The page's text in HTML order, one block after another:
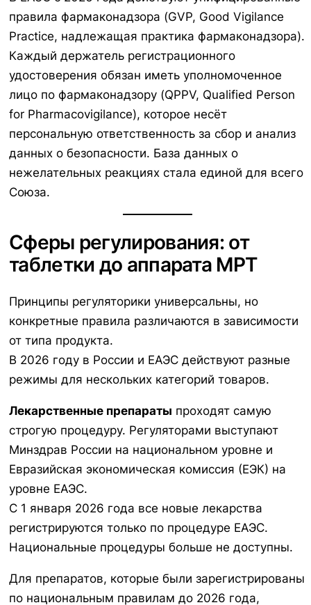
правила фармаконадзора (GVP, Good Vigilance
Practice, надлежащая практика фармаконадзора).
Каждый держатель регистрационного
удостоверения обязан иметь уполномоченное
лицо по фармаконадзору (QPPV, Qualified Person
for Pharmacovigilance), которое несёт
персональную ответственность за сбор и анализ
данных о безопасности. База данных о
нежелательных реакциях стала единой для всего
Союза.
Сферы регулирования: от
таблетки до аппарата МРТ
Принципы регуляторики универсальны, но
конкретные правила различаются в зависимости
от типа продукта.
В 2026 году в России и ЕАЭС действуют разные
режимы для нескольких категорий товаров.
Лекарственные препараты проходят самую
строгую процедуру. Регуляторами выступают
Минздрав России на национальном уровне и
Евразийская экономическая комиссия (ЕЭК) на
уровне ЕАЭС.
С 1 января 2026 года все новые лекарства
регистрируются только по процедуре ЕАЭС.
Национальные процедуры больше не доступны.
Для препаратов, которые были зарегистрированы
по национальным правилам до 2026 года,